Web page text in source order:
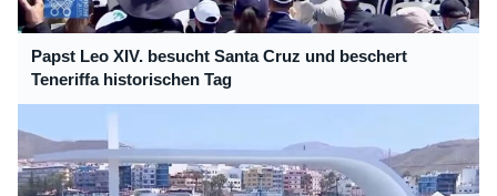
Papst Leo XIV. besucht Santa Cruz und beschert
Teneriffa historischen Tag